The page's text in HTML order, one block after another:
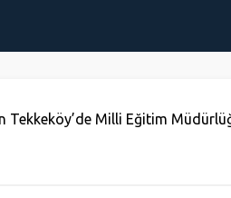
Milli Eğitim